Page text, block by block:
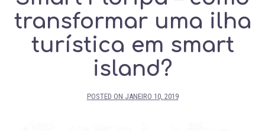
transformar uma ilha
turística em smart
island?
POSTED ON JANEIRO 10, 2019